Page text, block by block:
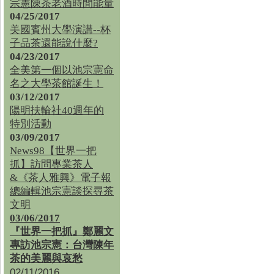
宗憲陳茶老酒時間能量
04/25/2017
美國賓州大學演講--杯
子品茶還能說什麼?
04/23/2017
全美第一個以池宗憲命
名之大學茶館誕生！
03/12/2017
陽明扶輪社40週年的
特別活動
03/09/2017
News98【世界一把
抓】訪問專業茶人
&《茶人雅興》電子報
總編輯池宗憲談探尋茶
文明
03/06/2017
『世界一把抓』鄭麗文
專訪池宗憲：台灣陳年
茶的美麗與哀愁